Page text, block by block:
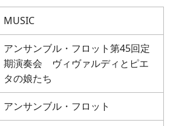
MUSIC
アンサンブル・フロット第45回定
期演奏会 ヴィヴァルディとピエ
タの娘たち
アンサンブル・フロット